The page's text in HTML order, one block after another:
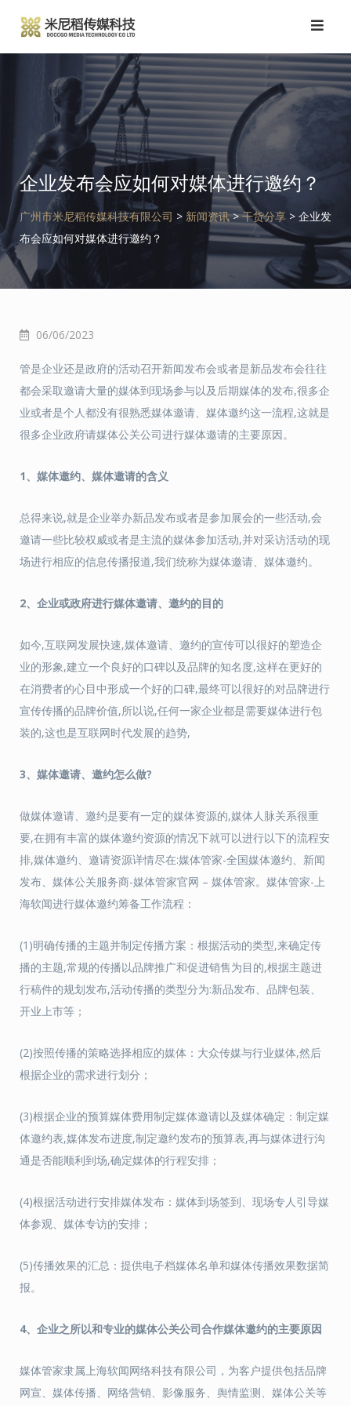
到
企业发布会应如何对媒体进行邀约？
广州市米尼稻传媒科技有限公司 > 新闻资讯>干货分享 > 企业发
布会应如何对媒体进行邀约？
06/06/2023
管是企业还是政府的活动召开新闻发布会或者是新品发布会往往
都会采取邀请大量的媒体到现场参与以及后期媒体的发布,很多企
业或者是个人都没有很熟悉媒体邀请、媒体邀约这一流程,这就是
很多企业政府请媒体公关公司进行媒体邀请的主要原因。
1、媒体邀约、媒体邀请的含义
总得来说,就是企业举办新品发布或者是参加展会的一些活动,会
邀请一些比较权威或者是主流的媒体参加活动,并对采访活动的现
场进行相应的信息传播报道,我们统称为媒体邀请、媒体邀约。
2、企业或政府进行媒体邀请、邀约的目的
如今,互联网发展快速,媒体邀请、邀约的宣传可以很好的塑造企
业的形象,建立一个良好的口碑以及品牌的知名度,这样在更好的
在消费者的心目中形成一个好的口碑,最终可以很好的对品牌进行
宣传传播的品牌价值,所以说,任何一家企业都是需要媒体进行包
装的,这也是互联网时代发展的趋势,
3、媒体邀请、邀约怎么做?
做媒体邀请、邀约是要有一定的媒体资源的,媒体人脉关系很重
要,在拥有丰富的媒体邀约资源的情况下就可以进行以下的流程安
排,媒体邀约、邀请资源详情尽在:媒体管家-全国媒体邀约、新闻
发布、媒体公关服务商-媒体管家官网 – 媒体管家。媒体管家-上
海软闻进行媒体邀约筹备工作流程：
(1)明确传播的主题并制定传播方案：根据活动的类型,来确定传
播的主题,常规的传播以品牌推广和促进销售为目的,根据主题进
行稿件的规划发布,活动传播的类型分为:新品发布、品牌包装、
开业上市等；
(2)按照传播的策略选择相应的媒体：大众传媒与行业媒体,然后
根据企业的需求进行划分；
(3)根据企业的预算媒体费用制定媒体邀请以及媒体确定：制定媒
体邀约表,媒体发布进度,制定邀约发布的预算表,再与媒体进行沟
通是否能顺利到场,确定媒体的行程安排；
(4)根据活动进行安排媒体发布：媒体到场签到、现场专人引导媒
体参观、媒体专访的安排；
(5)传播效果的汇总：提供电子档媒体名单和媒体传播效果数据简
报。
4、企业之所以和专业的媒体公关公司合作媒体邀约的主要原因
媒体管家隶属上海软闻网络科技有限公司，为客户提供包括品牌
网宣、媒体传播、网络营销、影像服务、舆情监测、媒体公关等